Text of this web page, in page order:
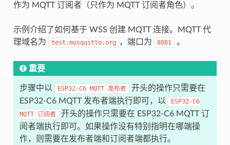
作为 MQTT 订阅者（只作为 MQTT 订阅者角色）。
示例介绍了如何基于 WSS 创建 MQTT 连接。MQTT 代
理域名为
test.mosquitto.org ，端口为 8081 。
重要
步骤中以 ESP32-C6 MQTT 发布者
开头的操作只需要在
ESP32-C6 MQTT 发布者端执行即可，以
ESP32-C6
MQTT 订阅者
开头的操作只需要在 ESP32-C6 MQTT 订
阅者端执行即可。如果操作没有特别指明在哪端操
作，则需要在发布者端和订阅者端都执行。